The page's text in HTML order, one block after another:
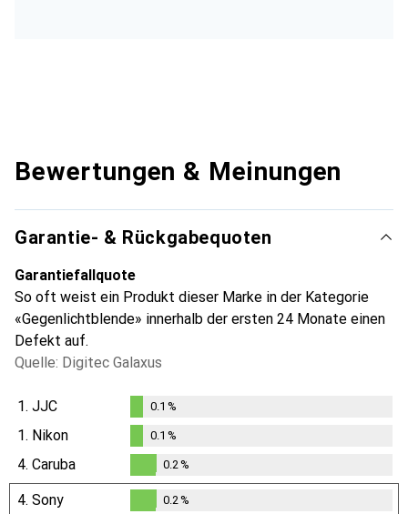
Bewertungen & Meinungen
Garantie- & Rückgabequoten
Garantiefallquote
So oft weist ein Produkt dieser Marke in der Kategorie
«Gegenlichtblende» innerhalb der ersten 24 Monate einen
Defekt auf.
Quelle: Digitec Galaxus
1. JJC
%
0.1 %
1. Nikon
%
0.1 %
4. Caruba
0.2%
0.2%
4. Sony 0.2%